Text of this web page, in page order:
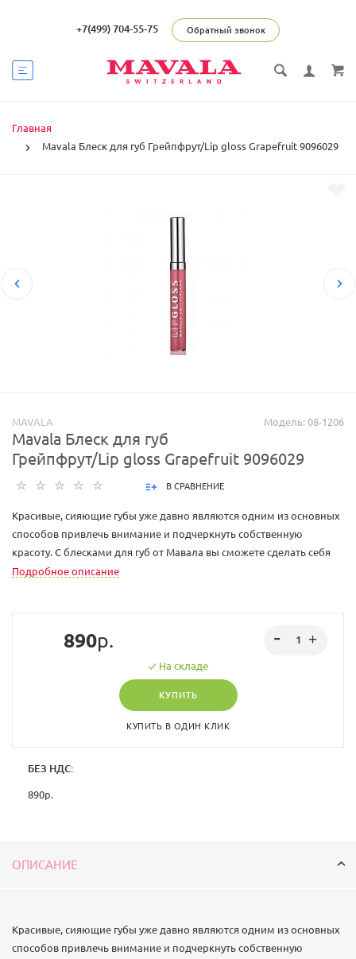
+7(499) 704-55-75 Обратный звонок
Главная
Mavala Блеск для губ Грейпфрут/Lip gloss Grapefruit 9096029
Модель: 08-1206
MAVALA
Mavala Блеск для губ
Грейпфрут/Lip gloss Grapefruit 9096029
В СРАВНЕНИЕ
Красивые, сияющие губы уже давно являются одним из основных
способов привлечь внимание и подчеркнуть собственную
красоту. С блесками для губ от Мавала вы сможете сделать себя
еще соблазнительней! В их состав входят мельчайшие
кожу губ, а масло виноградный косточек обеспечивает питание и
обновление. Блески имеют приятную, не липкую текстуру,
прекрасно наносятся и долго держаться. Широкая палитра
позволяет подобрать средство на все случаи жизни – яркие цвета
Подробное описание
890р.
На складе
КУПИТЬ
КУПИТЬ В ОДИН КЛИК
БЕЗ НДС:
890р.
ОПИСАНИЕ
Красивые, сияющие губы уже давно являются одним из основных
способов привлечь внимание и подчеркнуть собственную